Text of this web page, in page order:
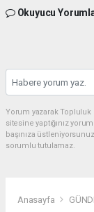
Okuyucu
Yorum yazarak Topluluk
sitesine yaptığınız
başınıza
sorumlu tutulamaz.
Anasayfa